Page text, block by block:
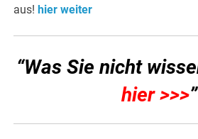
aus! hier weiter
“Was Sie nicht
hier >>>”